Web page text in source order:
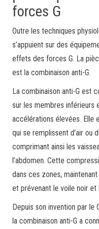
forces G
Outre les techniques
s’appuient sur des
effets des forces G. La
est la combinaison anti-G.
La combinaison anti-G est
sur les membres inférieurs
accélérations élevées. Elle
qui se remplissent d’air ou
comprimant ainsi les
l’abdomen. Cette
dans ces zones,
et prévenant le voile noir et
Depuis son invention par le
la combinaison anti-G a